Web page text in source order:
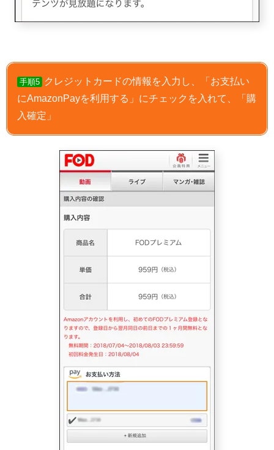
手順5
クレジットカードの情報を入力し、「お支払い
にAmazonPayを利用する」にチェックを入れて、「購
入確定」